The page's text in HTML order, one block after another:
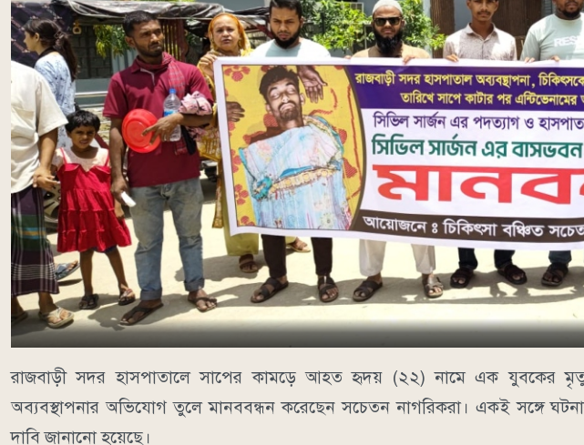
রাজবাড়ী সদর হাসপাতালে সাপের কামড়ে আহত হৃদয় (২২) নামে এক যুবকের
অব্যবস্থাপনার অভিযোগ তুলে মানববন্ধন করেছেন সচেতন নাগরিকরা। একই সঙ্গে ঘটনার
দাবি জানানো হয়েছে।